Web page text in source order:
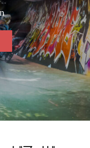
PHOTOSCHUH